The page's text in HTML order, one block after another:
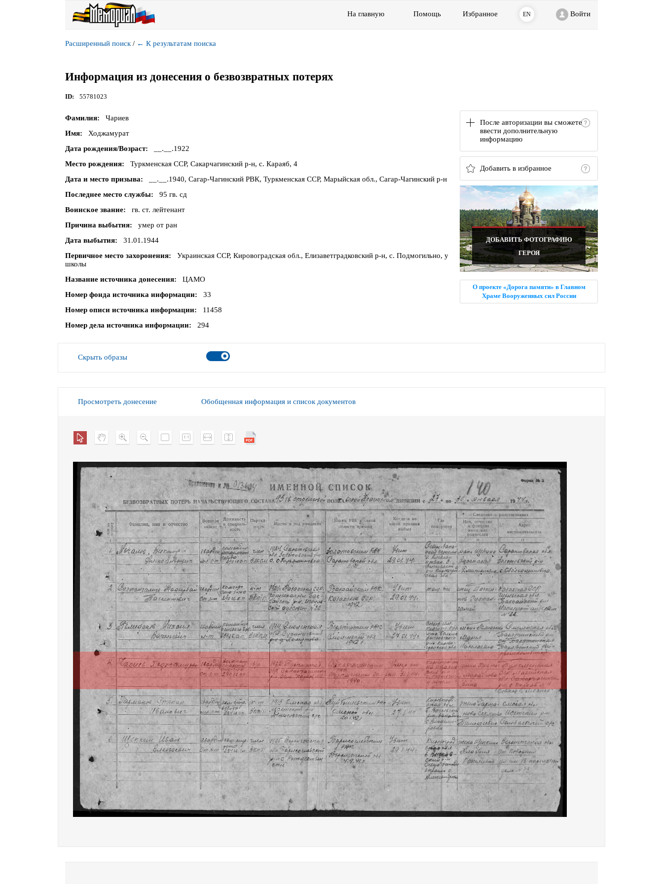
На главную Помощь Избранное EN Войти
Расширенный поиск / ← К результатам поиска
Информация из донесения о безвозвратных потерях
ID 55781023
После авторизации вы сможете
ввести дополнительную
информацию
Добавить в избранное
ДОБАВИТЬ ФОТОГРАФИЮ
ГЕРОЯ
О проекте «Дорога памяти» в Главном
Храме Вооруженных сил России
Фамилия
Чариев
Имя
Ходжамурат
Дата рождения/Возраст
__.__.1922
Место рождения
Туркменская ССР, Сакарчагинский р-н, с. Караяб, 4
Дата и место призыва
__.__.1940, Сагар-Чагинский РВК, Туркменская ССР, Марыйская обл., Сагар-Чагинский р-н
Последнее место службы
95 гв. сд
Воинское звание
гв. ст. лейтенант
Причина выбытия
умер от ран
Дата выбытия
31.01.1944
Первичное место захоронения
Украинская ССР, Кировоградская обл., Елизаветградковский р-н, с. Подмогильно, у
школы
Название источника донесения
ЦАМО
Номер фонда источника информации
33
Номер описи источника информации
11458
Номер дела источника информации
294
Скрыть образы
Просмотреть донесение Обобщенная информация и список документов